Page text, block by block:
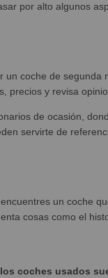
por alto algunos
coche de
precios y revisa
de ocasión,
servirte de
un coche
cosas como el
coches usados